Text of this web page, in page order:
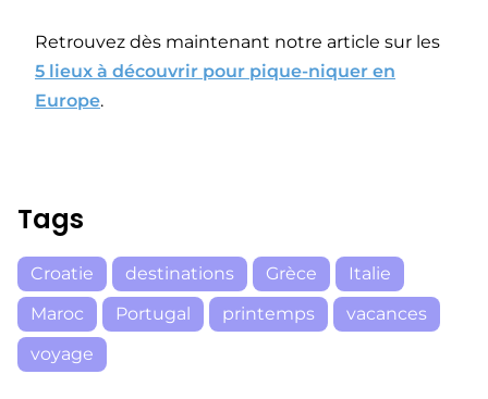
Retrouvez dès maintenant notre article sur les
5 lieux à découvrir pour pique-niquer en
Europe.
Tags
Croatie destinations Grèce
Italie
Maroc
Portugal printemps
vacances
voyage